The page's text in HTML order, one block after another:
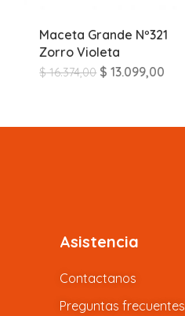
Maceta Grande Nº321
Zorro Violeta
$16.374,00 $ 13.099,00
Asistencia
Contactanos
Preguntas frecuentes